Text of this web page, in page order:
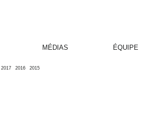
2017 2016
2015
MÉDIAS ÉQUIPE